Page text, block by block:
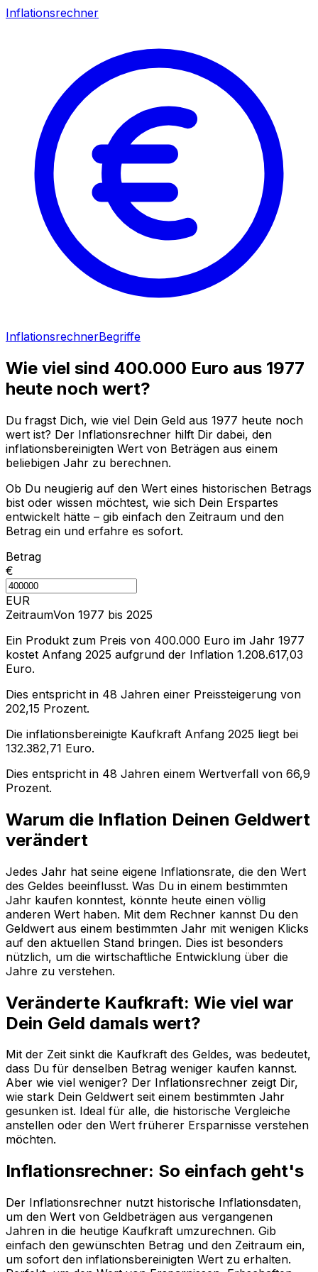
Inflationsrechner
InflationsrechnerBegriffe
Wie viel sind 400.000 Euro aus 1977
heute noch wert?
Du fragst Dich, wie viel Dein Geld aus 1977 heute noch
wert ist? Der Inflationsrechner hilft Dir dabei, den
inflationsbereinigten Wert von Beträgen aus einem
beliebigen Jahr zu berechnen.
Ob Du neugierig auf den Wert eines historischen Betrags
bist oder wissen möchtest, wie sich Dein Erspartes
entwickelt hätte – gib einfach den Zeitraum und den
Betrag ein und erfahre es sofort.
Betrag
€
EUR
ZeitraumVon 1977 bis 2025
Ein Produkt zum Preis von 400.000 Euro im Jahr 1977
kostet Anfang 2025 aufgrund der Inflation 1.208.617,03
Euro.
Dies entspricht in 48 Jahren einer Preissteigerung von
202,15 Prozent.
Die inflationsbereinigte Kaufkraft Anfang 2025 liegt bei
132.382,71 Euro.
Dies entspricht in 48 Jahren einem Wertverfall von 66,9
Prozent.
Warum die Inflation Deinen Geldwert
verändert
Jedes Jahr hat seine eigene Inflationsrate, die den Wert
des Geldes beeinflusst. Was Du in einem bestimmten
Jahr kaufen konntest, könnte heute einen völlig
anderen Wert haben. Mit dem Rechner kannst Du den
Geldwert aus einem bestimmten Jahr mit wenigen Klicks
auf den aktuellen Stand bringen. Dies ist besonders
nützlich, um die wirtschaftliche Entwicklung über die
Jahre zu verstehen.
Veränderte Kaufkraft: Wie viel war
Dein Geld damals wert?
Mit der Zeit sinkt die Kaufkraft des Geldes, was bedeutet,
dass Du für denselben Betrag weniger kaufen kannst.
Aber wie viel weniger? Der Inflationsrechner zeigt Dir,
wie stark Dein Geldwert seit einem bestimmten Jahr
gesunken ist. Ideal für alle, die historische Vergleiche
anstellen oder den Wert früherer Ersparnisse verstehen
möchten.
Inflationsrechner: So einfach geht's
Der Inflationsrechner nutzt historische Inflationsdaten,
um den Wert von Geldbeträgen aus vergangenen
Jahren in die heutige Kaufkraft umzurechnen. Gib
einfach den gewünschten Betrag und den Zeitraum ein,
um sofort den inflationsbereinigten Wert zu erhalten.